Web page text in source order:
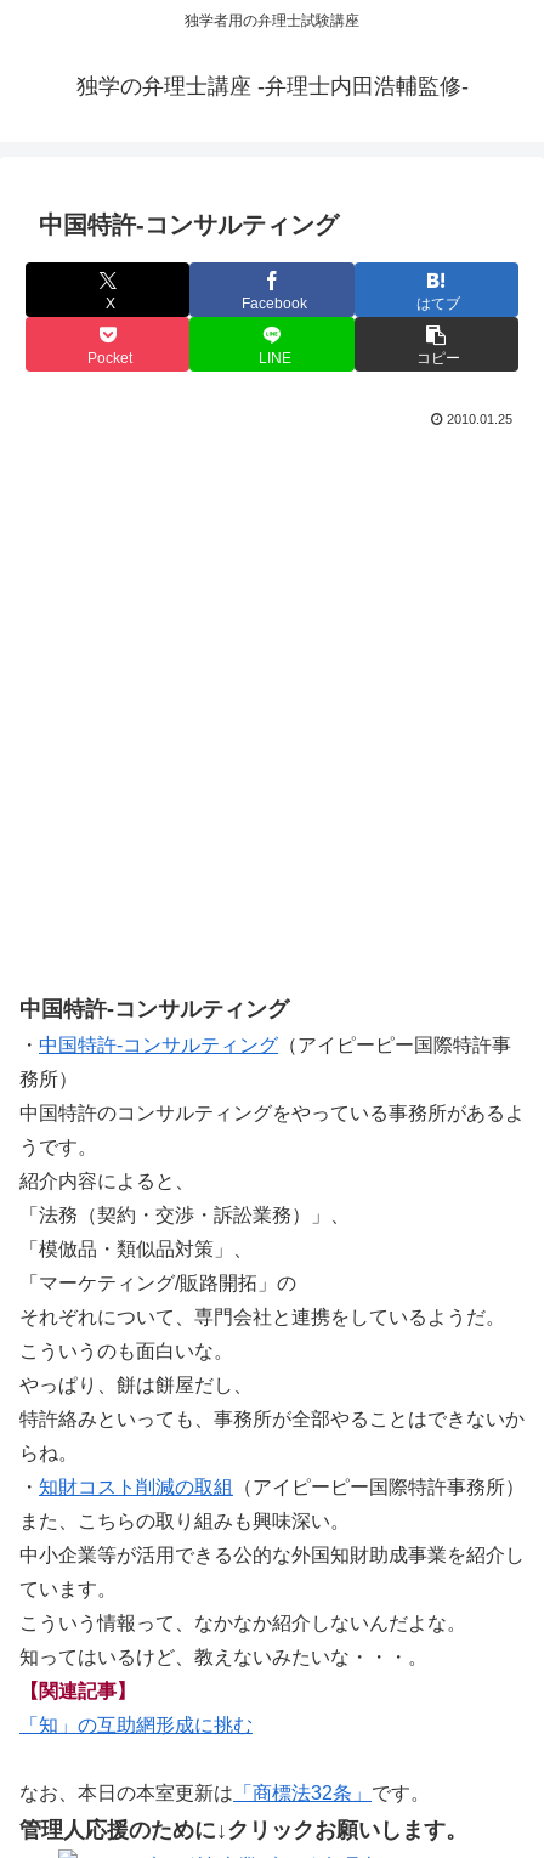
独学者用の弁理士試験講座
独学の弁理士講座 -弁理士内田浩輔監修-
中国特許-コンサルティング
X Facebook はてブ
Pocket LINE コピー
2010.01.25
中国特許-コンサルティング
・ 中国特許-コンサルティング （アイピーピー国際特許事
務所）
中国特許のコンサルティングをやっている事務所があるよ
うです。
紹介内容によると、
「法務（契約・交渉・訴訟業務）」、
「模倣品・類似品対策」、
「マーケティング/販路開拓」の
それぞれについて、専門会社と連携をしているようだ。
こういうのも面白いな。
やっぱり、餅は餅屋だし、
特許絡みといっても、事務所が全部やることはできないか
らね。
・ 知財コスト削減の取組
（アイピーピー国際特許事務所）
また、こちらの取り組みも興味深い。
中小企業等が活用できる公的な外国知財助成事業を紹介し
ています。
こういう情報って、なかなか紹介しないんだよな。
知ってはいるけど、教えないみたいな・・・。
【関連記事】
「知」の互助網形成に挑む
なお、本日の本室更新は 「商標法32条」 です。
管理人応援のために↓クリックお願いします。